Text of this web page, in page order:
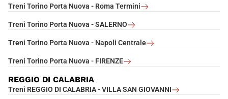
Treni Torino Porta Nuova - Roma Termini
Treni Torino Porta Nuova - SALERNO
Treni Torino Porta Nuova - Napoli Centrale
Treni Torino Porta Nuova - FIRENZE
REGGIO DI CALABRIA
Treni REGGIO DI CALABRIA - VILLA SAN GIOVANNI